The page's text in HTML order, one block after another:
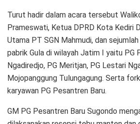
Turut hadir dalam acara tersebut
Prameswati, Ketua DPRD Kota Kediri
Utama PT SGN Mahmudi, dan
pabrik Gula di wilayah Jatim I yaitu PG
Ngadiredjo, PG Meritjan, PG Lestari
Mojopanggung Tulungagung. Serta
karyawan PG Pesantren Baru.
GM PG Pesantren Baru Sugondo